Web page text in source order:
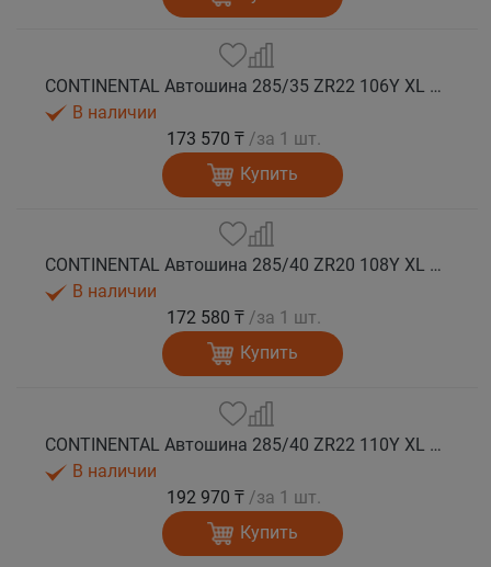
CONTINENTAL Автошина 285/35 ZR22 106Y XL FR SportContact 7 лето
В наличии
173 570 ₸ /за 1 шт.
Купить
CONTINENTAL Автошина 285/40 ZR20 108Y XL FR SportContact 7 лето
В наличии
172 580 ₸ /за 1 шт.
Купить
CONTINENTAL Автошина 285/40 ZR22 110Y XL FR SportContact 7 NC0 лето
В наличии
192 970 ₸ /за 1 шт.
Купить